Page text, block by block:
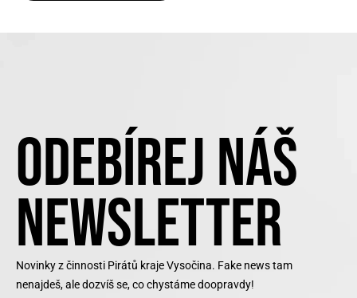
ODEBÍREJ NÁŠ
NEWSLETTER
Novinky z činnosti Pirátů kraje Vysočina. Fake news tam
nenajdeš, ale dozvíš se, co chystáme doopravdy!